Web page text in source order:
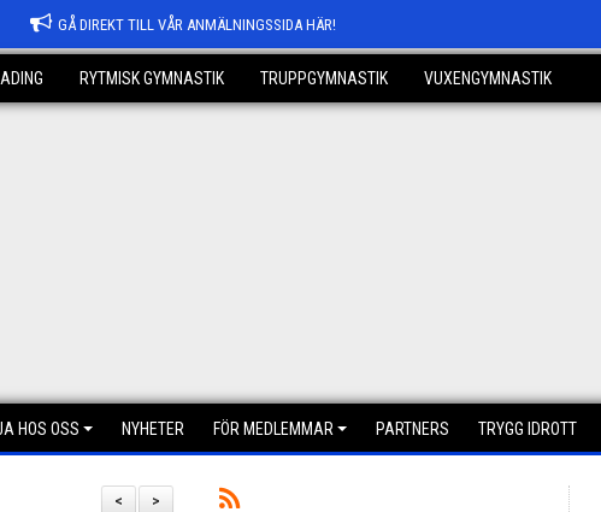
GÅ DIREKT TILL VÅR ANMÄLNINGSSIDA HÄR!
RYTMISK GYMNASTIK TRUPPGYMNASTIK VUXENGYMNASTIK
HOS OSS NYHETER FÖR MEDLEMMAR PARTNERS TRYGG IDROTT
>
<